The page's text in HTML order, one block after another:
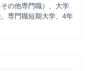
の他専門職）、大学
専門職短期大学、4年